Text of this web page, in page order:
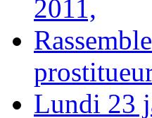
2011,
Lundi 23